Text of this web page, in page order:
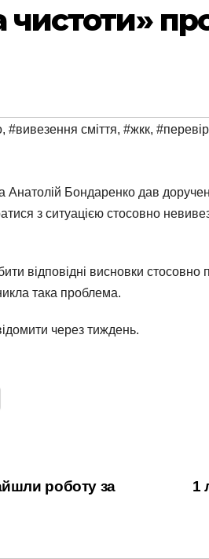
, #вивезення сміття, #жкк,
Анатолій Бондаренко дав
з ситуацією стосовно
відповідні висновки
така проблема.
через тиждень.
1
роботу за